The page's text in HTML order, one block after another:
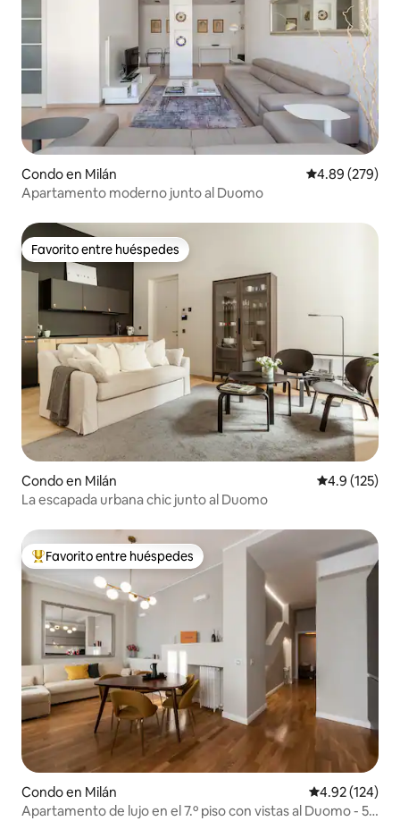
Condo en Milán Calificación
4.89 (279)
Apartamento moderno junto al Duomo
Favorito entre huéspedes
Favorito entre huéspedes
Condo en Milán Calificación
4.9 (125)
La escapada urbana chic junto al Duomo
Favorito entre huéspedes preferido
Favorito entre huéspedes
Condo en Milán Calificación
4.92 (124)
Apartamento de lujo en el 7.º piso con vistas al Duomo - 5